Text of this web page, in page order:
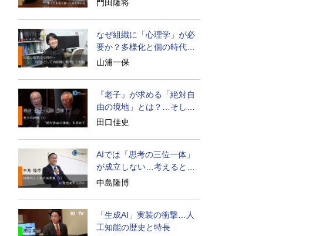
門田隆将
なぜ組織に「心理学」が必
要か？多様化と個の時代の
処方箋
山浦一保
『老子』が求める「絶対自
由の境地」とは？…そして
創造長寿へ
田口佳史
AIでは「思考の三位一体」
が成立しない…考えると
は？
中島隆博
「生成AI」実装の衝撃…人
工知能の歴史と特長